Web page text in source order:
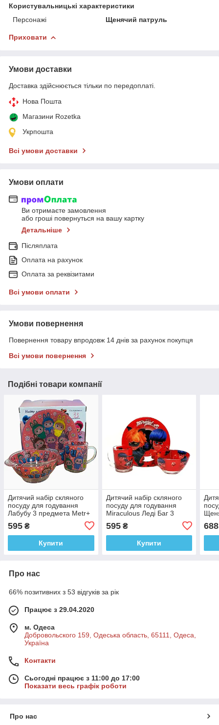
Користувальницькі характеристики
Персонажі
Щенячий патруль
Приховати
Умови доставки
Доставка здійснюється тільки по передоплаті.
Нова Пошта
Магазини Rozetka
Укрпошта
Всі умови доставки
Умови оплати
Ви отримаєте замовлення
або гроші повернуться на вашу картку
Детальніше
Післяплата
Оплата на рахунок
Оплата за реквізитами
Всі умови оплати
Умови повернення
Повернення товару впродовж 14 днів за рахунок покупця
Всі умови повернення
Подібні товари компанії
Дитячий набір скляного
посуду для годування
Лабубу 3 предмета Metr+
595 ₴
Купити
Дитячий набір скляного
посуду для годування
Miraculous Леді Баг 3
595₴
Купити
688
Про нас
66% позитивних з 53 відгуків за рік
Працює з 29.04.2020
м. Одеса
Добровольского 159, Одеська область, 65111, Одеса,
Україна
Контакти
Сьогодні працює з 11:00 до 17:00
Показати весь графік роботи
Про нас